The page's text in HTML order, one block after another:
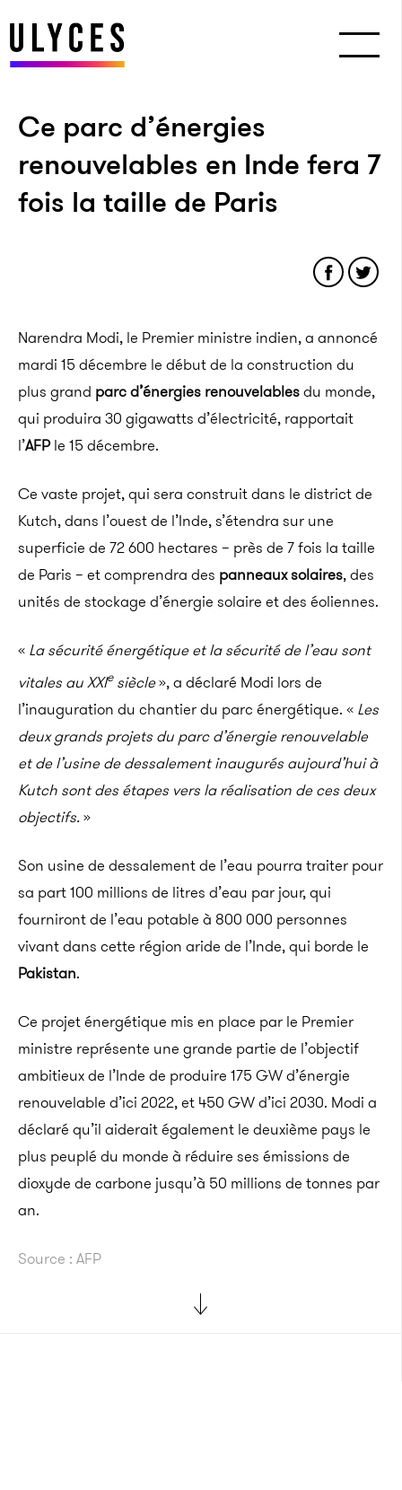
Ce parc d’énergies
renouvelables en Inde fera 7
fois la taille de Paris
Narendra Modi, le Premier ministre indien, a annoncé
mardi 15 décembre le début de la construction du
plus grand parc d’énergies renouvelablesdu monde,
qui produira 30 gigawatts d’électricité, rapportait
l’AFPle 15 décembre.
Ce vaste projet, qui sera construit dans le district de
Kutch, dans l’ouest de l’Inde, s’étendra sur une
superficie de 72 600 hectares – près de 7 fois la taille
de Paris – et comprendra des panneaux solaires, des
unités de stockage d’énergie solaire et des éoliennes.
« La sécurité énergétique et la sécurité de l’eau sont
vitales au XXIesiècle», a déclaré Modi lors de
l’inauguration du chantier du parc énergétique. « Les
deux grands projets du parc d’énergie renouvelable
et de l’usine de dessalement inaugurés aujourd’hui à
Kutch sont des étapes vers la réalisation de ces deux
objectifs.»
Son usine de dessalement de l’eau pourra traiter pour
sa part 100 millions de litres d’eau par jour, qui
fourniront de l’eau potable à 800 000 personnes
vivant dans cette région aride de l’Inde, qui borde le
Pakistan.
Ce projet énergétique mis en place par le Premier
ministre représente une grande partie de l’objectif
ambitieux de l’Inde de produire 175 GW d’énergie
renouvelable d’ici 2022, et 450 GW d’ici 2030. Modi a
déclaré qu’il aiderait également le deuxième pays le
plus peuplé du monde à réduire ses émissions de
dioxyde de carbone jusqu’à 50 millions de tonnes par
an.
Source : AFP